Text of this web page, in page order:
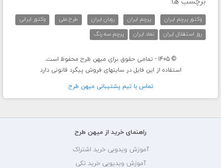
وکتور پرچم ایران پرچم ایران روبان ایران طرح ملی
وکتور ایرانی
روز استقلال ایران
نماد ایران پرچم سه رنگ
© 1405 - تمامی حقوق برای میهن طرح محفوظ است.
استفاده از این فایل در سایتهای فروش پیگرد قانونی دارد
تماس با تيم پشتيبانی ميهن طرح
راهنمای خرید از میهن طرح
آموزش ویدویی خرید اشتراک
آموزش ویدیویی خرید تکی